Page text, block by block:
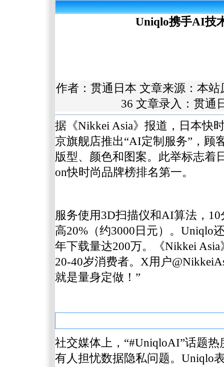
Uniqlo携手AI技
作者： 贯通日本 文章来源：本站
36 文章录入：贯通
据《Nikkei Asia》报道，日本快
京旗舰店推出“AI定制服务”，顾
版型、颜色和图案。此举标志着
on快时尚品牌榜排名第一。
服务使用3D扫描仪和AI算法，
高20%（约3000日元）。Uniqlo
年下载量达200万。《Nikkei
20-40岁消费者。X用户
就是量身定做！”
社交媒体上，“#UniqloAI”话题
有人担忧数据隐私问题。Uniqlo